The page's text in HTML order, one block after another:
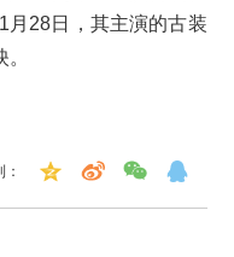
月28日，其主演的古装